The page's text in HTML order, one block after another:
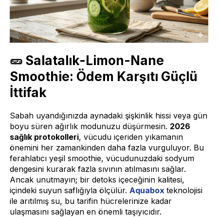
🥒 Salatalık-Limon-Nane
Smoothie: Ödem Karşıtı Güçlü
İttifak
Sabah uyandığınızda aynadaki şişkinlik hissi veya gün
boyu süren ağırlık modunuzu düşürmesin. 2026
sağlık protokolleri, vücudu içeriden yıkamanın
önemini her zamankinden daha fazla vurguluyor. Bu
ferahlatıcı yeşil smoothie, vücudunuzdaki sodyum
dengesini kurarak fazla sıvının atılmasını sağlar.
Ancak unutmayın; bir detoks içeceğinin kalitesi,
içindeki suyun saflığıyla ölçülür. Aquabox teknolojisi
ile arıtılmış su, bu tarifin hücrelerinize kadar
ulaşmasını sağlayan en önemli taşıyıcıdır.